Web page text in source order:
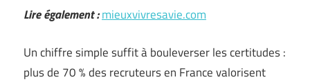
Lire également :mieuxvivresavie.com
Un chiffre simple suffit à bouleverser les certitudes :
plus de 70 % des recruteurs en France valorisent